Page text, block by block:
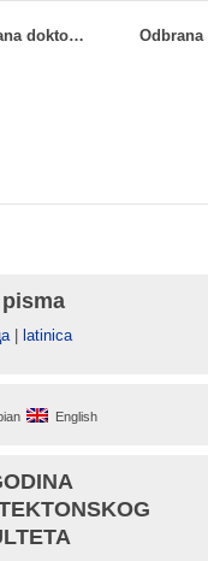
Odbrana doktorske disertacije: Milena Grbić, dipl.inž.arh.
| latinica
English